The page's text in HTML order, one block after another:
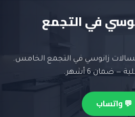
في التجمع
زانوسي في التجمع الخامس.
ضمان 6 أشهر.
💬 واتساب